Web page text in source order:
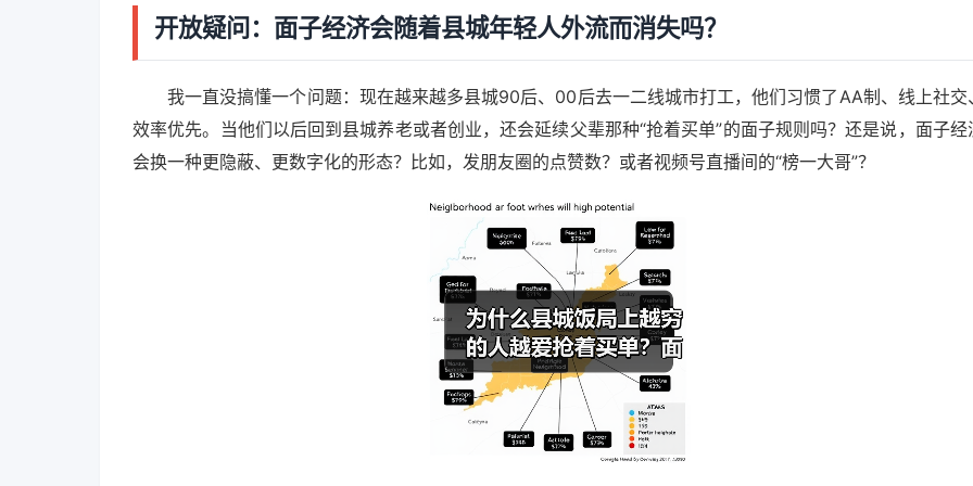
开放疑问：面子经济会随着县城年轻人外流而消失吗？
我一直没搞懂一个问题：现在越来越多县城90后、00后去一二线城市打工，他们习惯了AA制、线上社交
效率优先。当他们以后回到县城养老或者创业，还会延续父辈那种“抢着买单”的面子规则吗？还是说，面子经
会换一种更隐蔽、更数字化的形态？比如，发朋友圈的点赞数？或者视频号直播间的“榜一大哥”？